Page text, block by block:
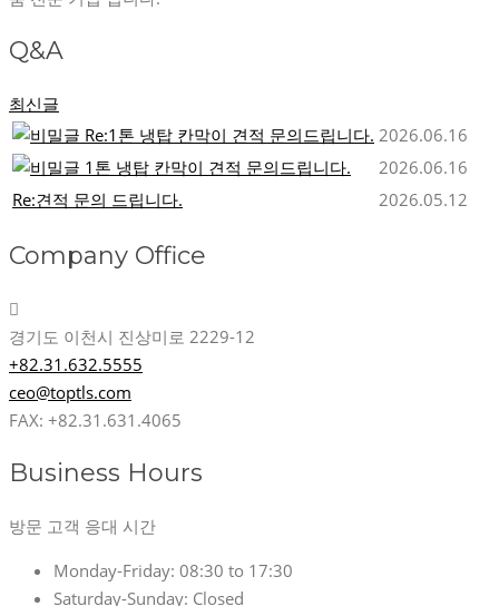
Q&A
최신글
Re:1톤 냉탑 칸막이 견적 문의드립니다. 2026.06.16
1톤 냉탑 칸막이 견적 문의드립니다.
2026.06.16
Re:견적 문의 드립니다.
2026.05.12
Company Office
경기도 이천시 진상미로 2229-12
+82.31.632.5555
ceo@toptls.com
FAX: +82.31.631.4065
Business Hours
방문 고객 응대 시간
Monday-Friday: 08:30 to 17:30
Saturday-Sunday: Closed